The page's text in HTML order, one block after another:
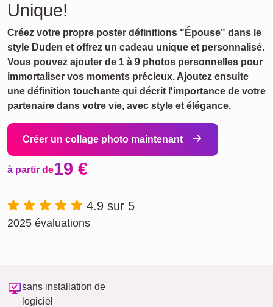
Unique!
Créez votre propre poster définitions "Épouse" dans le
style Duden et offrez un cadeau unique et personnalisé.
Vous pouvez ajouter de 1 à 9 photos personnelles pour
immortaliser vos moments précieux. Ajoutez ensuite
une définition touchante qui décrit l'importance de votre
partenaire dans votre vie, avec style et élégance.
Créer un collage photo maintenant
à partir de19 €
4.9 sur 5
2025 évaluations
sans installation de
logiciel